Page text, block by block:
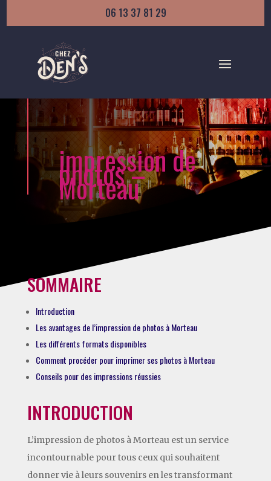
06 13 37 81 29
impression de
photos –
Morteau
SOMMAIRE
Introduction
Les avantages de l’impression de photos à Morteau
Les différents formats disponibles
Comment procéder pour imprimer ses photos à Morteau
Conseils pour des impressions réussies
INTRODUCTION
L’impression de photos à Morteau est un service
incontournable pour tous ceux qui souhaitent
donner vie à leurs souvenirs en les transformant